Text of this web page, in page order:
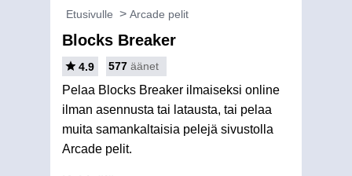
Etusivulle Arcade pelit
Blocks Breaker
4.9 577 äänet
Pelaa Blocks Breaker ilmaiseksi online
ilman asennusta tai latausta, tai pelaa
muita samankaltaisia pelejä sivustolla
Arcade pelit.